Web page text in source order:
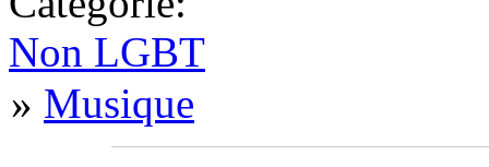
Non LGBT
» Musique